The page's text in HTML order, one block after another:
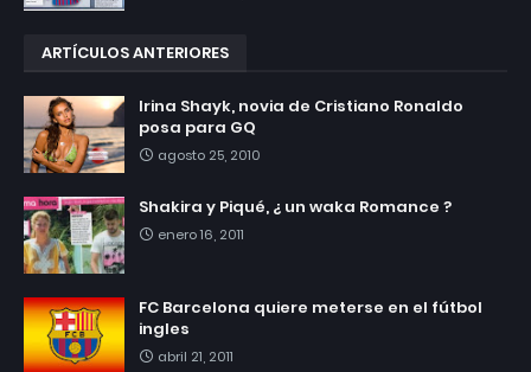
ARTÍCULOS ANTERIORES
Irina Shayk, novia de Cristiano Ronaldo
posa para GQ
agosto 25, 2010
Shakira y Piqué, ¿ un waka Romance ?
enero 16, 2011
FC Barcelona quiere meterse en el fútbol
ingles
abril 21, 2011